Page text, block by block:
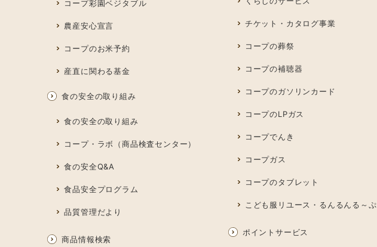
コープ彩園ベジタブル
農産安心宣言
コープのお米予約
産直に関わる基金
食の安全の取り組み
食の安全の取り組み
コープ・ラボ（商品検査センター）
食の安全Q&A
食品安全プログラム
品質管理だより
商品情報検索
チケット・カタログ事業
コープの葬祭
コープの補聴器
コープのガソリンカード
コープのLPガス
コープでんき
コープガス
コープのタブレット
こども服リユース・るんるんる～ぷ
ポイントサービス